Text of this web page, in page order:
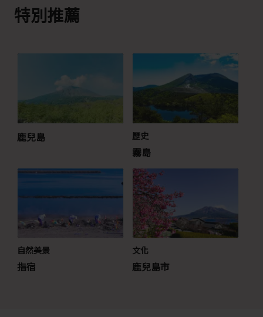
特別推薦
鹿兒島 歷史
霧島
自然美景
指宿
文化
鹿兒島市